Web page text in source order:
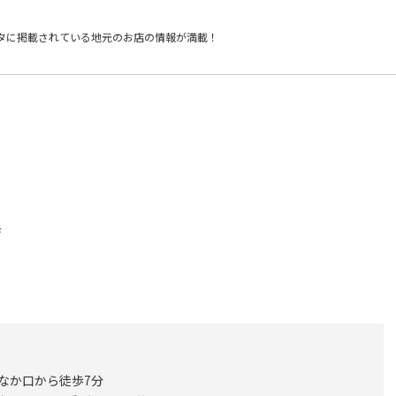
に掲載されている地元のお店の情報が満載！
か口から徒歩7分